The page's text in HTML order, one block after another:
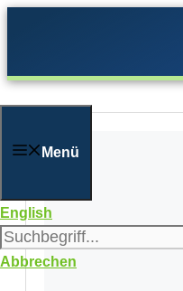
Menü
English
Abbrechen